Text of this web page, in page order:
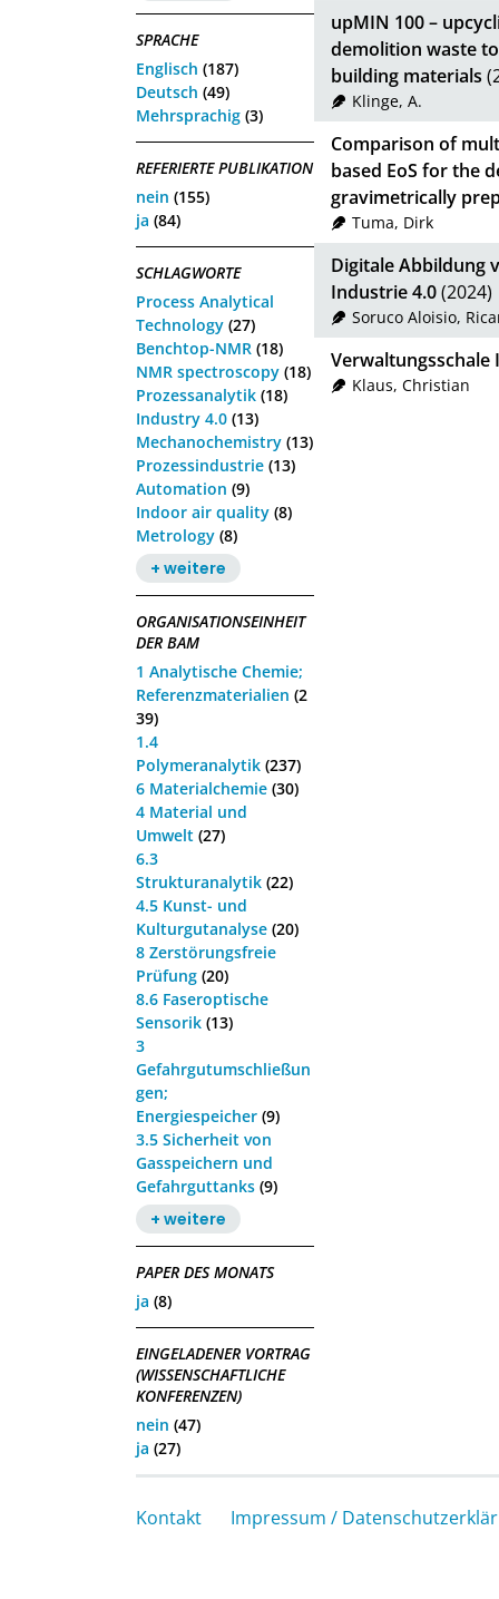
SPRACHE
Englisch (187)
Deutsch (49)
Mehrsprachig (3)
REFERIERTE PUBLIKATION
nein (155)
ja (84)
SCHLAGWORTE
Process Analytical
Technology (27)
Benchtop-NMR (18)
NMR spectroscopy (18)
Prozessanalytik (18)
Industry 4.0 (13)
Mechanochemistry (13)
Prozessindustrie (13)
Automation (9)
Indoor air quality (8)
Metrology (8)
+ weitere
ORGANISATIONSEINHEIT
DER BAM
1 Analytische Chemie;
Referenzmaterialien (2
39)
1.4
Polymeranalytik (237)
6 Materialchemie (30)
4 Material und
Umwelt (27)
6.3
Strukturanalytik (22)
4.5 Kunst- und
Kulturgutanalyse (20)
8 Zerstörungsfreie
Prüfung (20)
8.6 Faseroptische
Sensorik (13)
3
Gefahrgutumschließun
gen;
Energiespeicher (9)
3.5 Sicherheit von
Gasspeichern und
Gefahrguttanks (9)
+ weitere
PAPER DES MONATS
ja (8)
EINGELADENER VORTRAG
(WISSENSCHAFTLICHE
KONFERENZEN)
nein (47)
ja (27)
upMIN 100 –
demolition waste
building materials
Klinge, A.
Comparison of
based EoS for the
gravimetrically
Tuma, Dirk
Digitale Abbildung
Industrie 4.0(2024)
Soruco Aloisio,
Verwaltungsschale
Klaus, Christian
Kontakt Impressum /